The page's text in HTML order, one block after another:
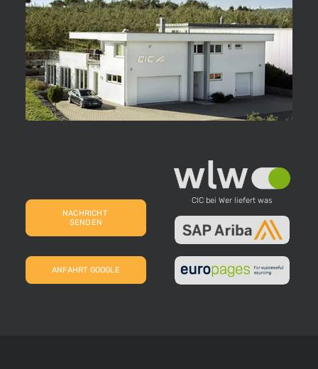
NACHRICHT
SENDEN
ANFAHRT GOOGLE
CIC bei Wer liefert was